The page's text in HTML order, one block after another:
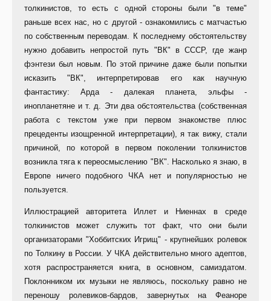
толкинистов, то есть с одной стороны были "в теме"
раньше всех нас, но с другой - ознакомились с матчастью
по собственным переводам. К последнему обстоятельству
нужно добавить непростой путь "ВК" в СССР, где жанр
фэнтези был новым. По этой причине даже были попытки
исказить "ВК", интерпретировав его как научную
фантастику: Арда - далекая планета, эльфы -
инопланетяне и т. д. Эти два обстоятельства (собственная
работа с текстом уже при первом знакомстве плюс
прецеденты изощренной интерпретации), я так вижу, стали
причиной, по которой в первом поколении толкинистов
возникла тяга к переосмыслению "ВК". Насколько я знаю, в
Европе ничего подобного ЧКА нет и популярностью не
пользуется.
Иллюстрацией авторитета Иллет и Ниеннах в среде
толкинистов может служить тот факт, что они были
организаторами "Хоббитских Игрищ" - крупнейших ролевок
по Толкину в России. У ЧКА действительно много адептов,
хотя распространяется книга, в основном, самиздатом.
Поклонником их музыки не являюсь, поскольку равно не
переношу ролевиков-бардов, завернутых на Феаноре